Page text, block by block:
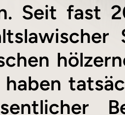
Seit fast
haben